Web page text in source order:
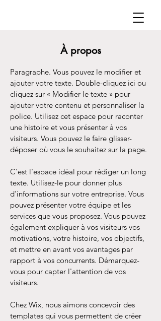
À propos
Paragraphe. Vous pouvez le modifier et
ajouter votre texte. Double-cliquez ici ou
cliquez sur « Modifier le texte » pour
ajouter votre contenu et personnaliser la
police. Utilisez cet espace pour raconter
une histoire et vous présenter à vos
visiteurs. Vous pouvez le faire glisser-
déposer où vous le souhaitez sur la page.
C'est l'espace idéal pour rédiger un long
texte. Utilisez-le pour donner plus
d'informations sur votre entreprise. Vous
pouvez présenter votre équipe et les
services que vous proposez. Vous pouvez
également expliquer à vos visiteurs vos
motivations, votre histoire, vos objectifs,
et mettre en avant vos avantages par
rapport à vos concurrents. Démarquez-
vous pour capter l'attention de vos
visiteurs.
Chez Wix, nous aimons concevoir des
templates qui vous permettent de créer